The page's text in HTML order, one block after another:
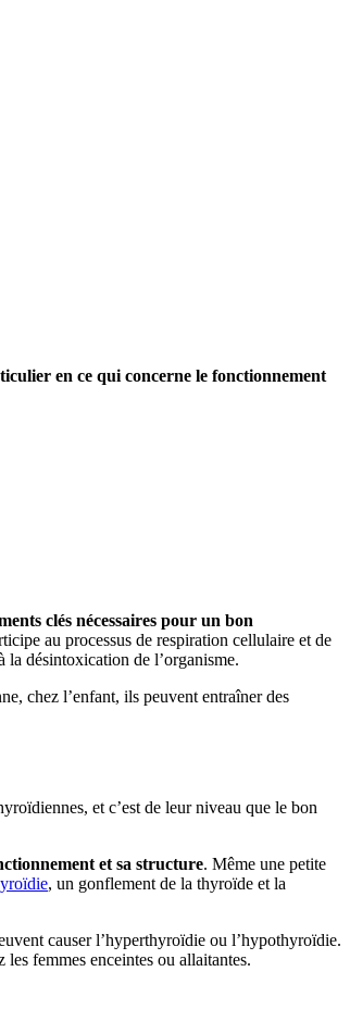
en ce qui concerne le fonctionnement
clés nécessaires pour un bon
au processus de respiration cellulaire et de
désintoxication de l’organisme.
chez l’enfant, ils peuvent entraîner des
et c’est de leur niveau que le bon
et sa structure. Même une petite
, un gonflement de la thyroïde et la
causer l’hyperthyroïdie ou l’hypothyroïdie.
femmes enceintes ou allaitantes.